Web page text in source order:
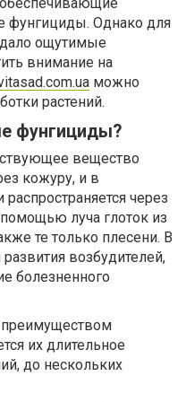
фунгициды. Однако для
дало ощутимые
внимание на
можно
растений.
фунгициды?
вещество
кожуру, и в
через
луча глоток из
те только плесени. В
возбудителей,
болезненного
преимуществом
их длительное
до нескольких